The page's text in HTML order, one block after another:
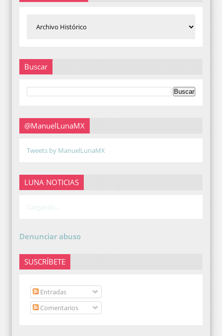
Buscar
@ManuelLunaMX
Tweets by ManuelLunaMX
LUNA NOTICIAS
Cargando...
Denunciar abuso
SUSCRÍBETE
Entradas
Comentarios